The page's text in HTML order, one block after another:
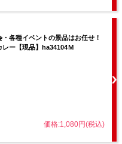
・各種イベントの景品はお任せ！
レー【現品】ha34104Ｍ
価格:1,080円(税込)